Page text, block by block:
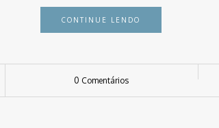
CONTINUE LENDO
0 Comentários